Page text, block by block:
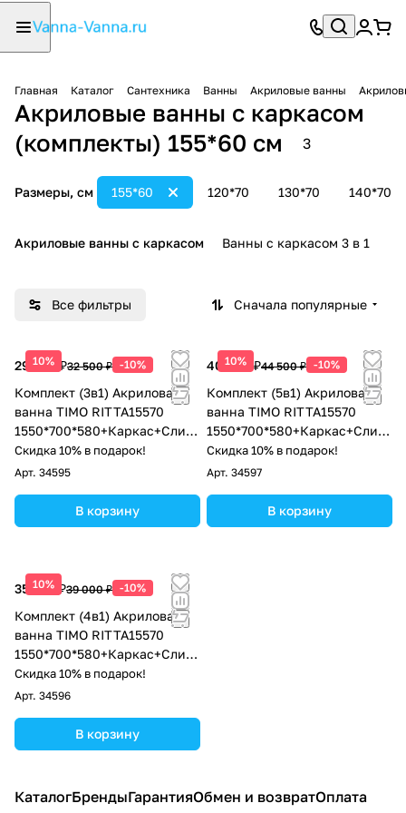
Главная Каталог Сантехника Ванны Акриловые ванны
Акриловые ванны с каркасом
(комплекты) 155*60 см
3
Размеры, см 120*70 130*70 140*70
155*60
Акриловые ванны с каркасом Ванны с каркасом 3 в 1
Все фильтры Сначала популярные
10%
29 250 ₽32 500 ₽ -10%
Комплект (3в1) Акриловая
ванна TIMO RITTA15570
1550*700*580+Каркас+Слив-
перелив
Скидка 10% в подарок!
Арт. 34595
В корзину
10%
40 050 ₽44 500 ₽ -10%
Комплект (5в1) Акриловая
ванна TIMO RITTA15570
1550*700*580+Каркас+Слив-
перелив+Фронтальная
панель+Торцевая панель
Скидка 10% в подарок!
Арт. 34597
В корзину
10%
35 100 ₽39 000 ₽ -10%
Комплект (4в1) Акриловая
ванна TIMO RITTA15570
1550*700*580+Каркас+Слив-
перелив+Фронтальная
панель
Скидка 10% в подарок!
Арт. 34596
В корзину
КаталогБрендыГарантияОбмен и возвратОплата